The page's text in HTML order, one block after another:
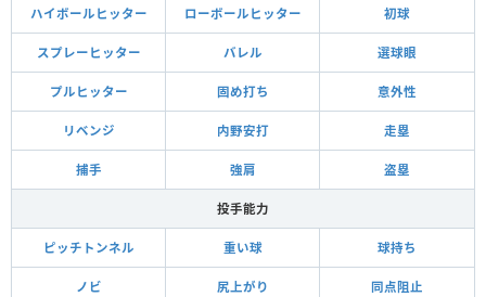
ハイボールヒッター ローボールヒッター 初球
スプレーヒッター バレル 選球眼
プルヒッター 固め打ち 意外性
リベンジ 内野安打 走塁
捕手 強肩 盗塁
投手能力
ピッチトンネル 重い球 球持ち
ノビ 尻上がり 同点阻止